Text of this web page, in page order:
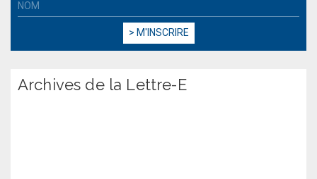
Archives de la Lettre-E